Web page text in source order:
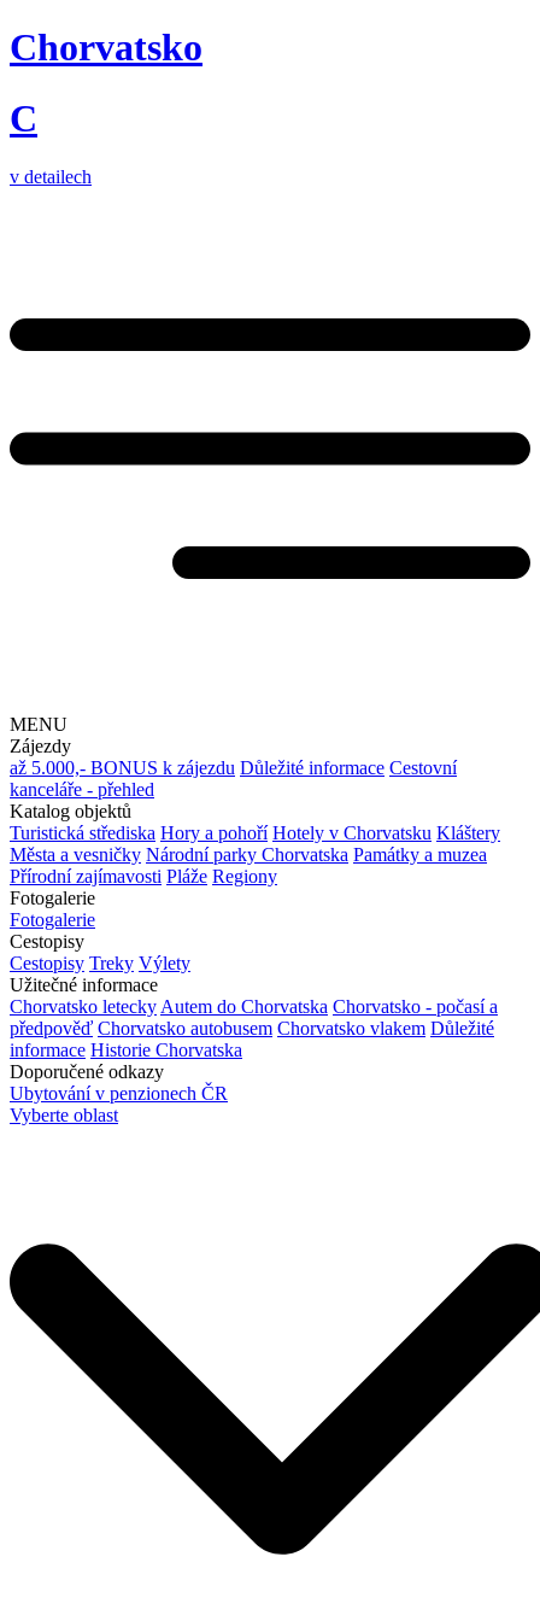
Chorvatsko
C
v detailech
MENU
Zájezdy
až 5.000,- BONUS k zájezdu Důležité informace Cestovní
kanceláře - přehled
Katalog objektů
Turistická střediska Hory a pohoří Hotely v Chorvatsku Kláštery
Města a vesničky Národní parky Chorvatska Památky a muzea
Přírodní zajímavosti Pláže Regiony
Fotogalerie
Fotogalerie
Cestopisy
Cestopisy Treky Výlety
Užitečné informace
Chorvatsko letecky Autem do Chorvatska Chorvatsko - počasí a
předpověď Chorvatsko autobusem Chorvatsko vlakem Důležité
informace Historie Chorvatska
Doporučené odkazy
Ubytování v penzionech ČR
Vyberte oblast